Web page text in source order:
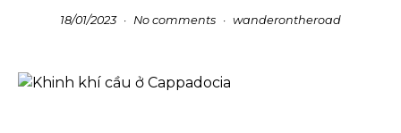
18/01/2023 No comments wanderontheroad